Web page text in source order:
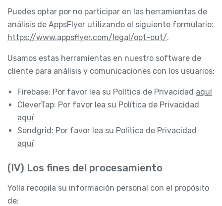
Puedes optar por no participar en las herramientas de
análisis de AppsFlyer utilizando el siguiente formulario:
https://www.appsflyer.com/legal/opt-out/.
Usamos estas herramientas en nuestro software de
cliente para análisis y comunicaciones con los usuarios:
Firebase: Por favor lea su Política de Privacidad aquí
CleverTap: Por favor lea su Política de Privacidad
aquí
Sendgrid: Por favor lea su Política de Privacidad
aquí
(IV) Los fines del procesamiento
Yolla recopila su información personal con el propósito
de: